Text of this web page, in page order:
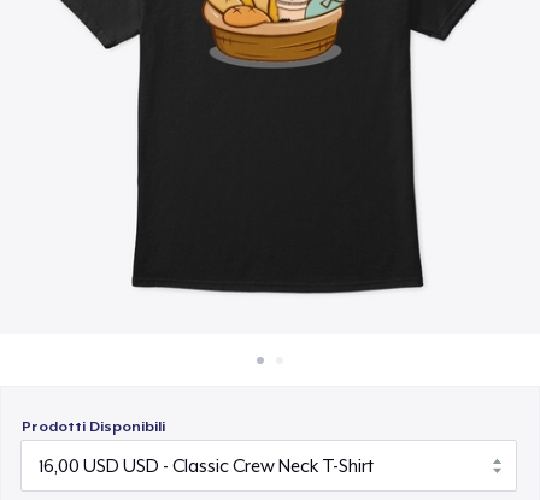
Vendi ovunque
Prodotti Disponibili
Women's Comfort Tee
Classic Long Sleeve Tee
21,99 USD